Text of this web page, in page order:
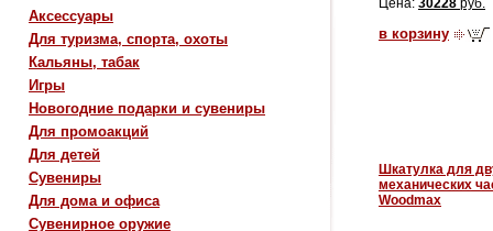
Аксессуары
Для туризма, спорта, охоты
Кальяны, табак
Игры
Новогодние подарки и сувениры
Для промоакций
Для детей
Сувениры
Для дома и офиса
Сувенирное оружие
Цена: 30228 руб.
в корзину
Шкатулка для
механических
Woodmax